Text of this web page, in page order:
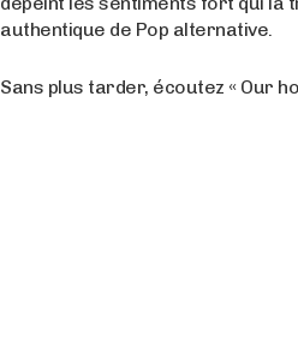
authentique de Pop alternative.
Sans plus tarder, écoutez « Our